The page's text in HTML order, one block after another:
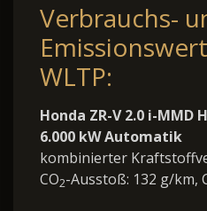
Verbrauchs-
WLTP:
Honda ZR-V 2.0 i-MMD
6.000 kW Automatik
kombinierter
CO2-Ausstoß: 132 g/km,